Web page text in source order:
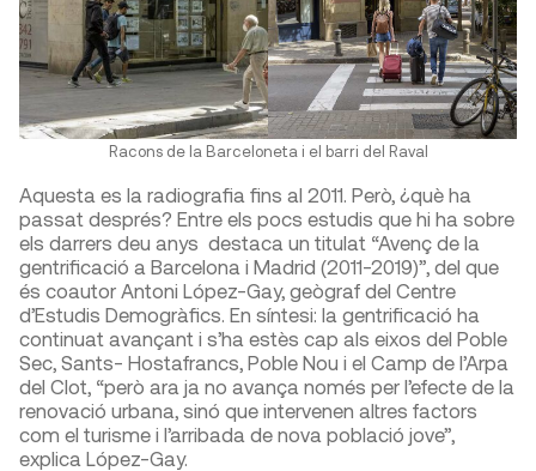
Racons de la Barceloneta i el barri del Raval
Aquesta es la radiografia fins al 2011. Però, ¿què ha
passat després? Entre els pocs estudis que hi ha sobre
els darrers deu anys destaca un titulat “Avenç de la
gentrificació a Barcelona i Madrid (2011-2019)”, del que
és coautor Antoni López-Gay, geògraf del Centre
d’Estudis Demogràfics. En síntesi: la gentrificació ha
continuat avançant i s’ha estès cap als eixos del Poble
Sec, Sants- Hostafrancs, Poble Nou i el Camp de l’Arpa
del Clot, “però ara ja no avança només per l’efecte de la
renovació urbana, sinó que intervenen altres factors
com el turisme i l’arribada de nova població jove”,
explica López-Gay.